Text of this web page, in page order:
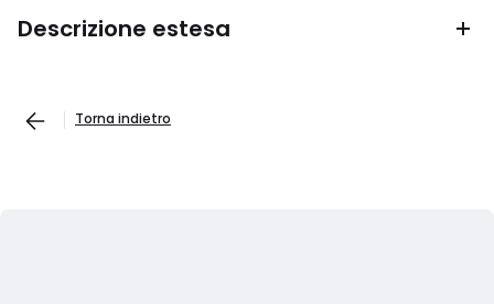
Descrizione estesa
Torna indietro